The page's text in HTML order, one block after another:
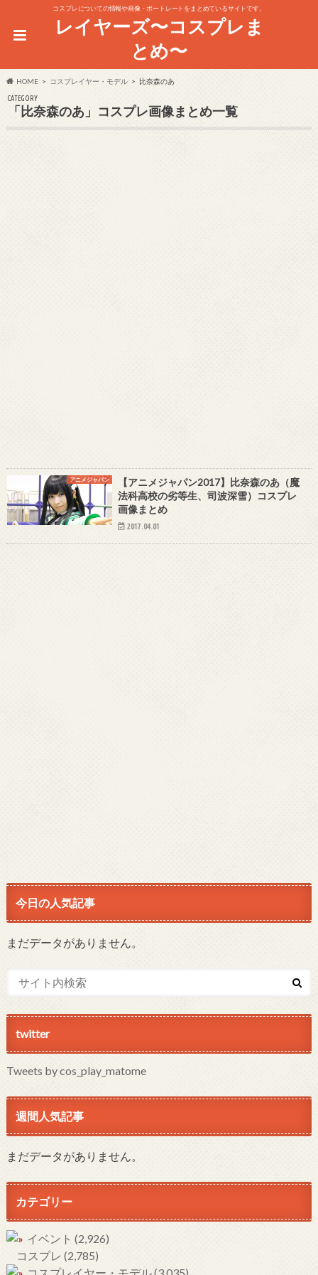
コスプレについての情報や画像・ポートレートをまとめているサイトです。
レイヤーズ〜コスプレま
とめ〜
HOME コスプレイヤー・モデル 比奈森のあ
CATEGORY
「比奈森のあ」コスプレ画像まとめ一覧
アニメジャパン
【アニメジャパン2017】比奈森のあ（魔
法科高校の劣等生、司波深雪）コスプレ
画像まとめ
2017.04.01
今日の人気記事
まだデータがありません。
twitter
Tweets by cos_play_matome
週間人気記事
まだデータがありません。
カテゴリー
イベント (2,926)
コスプレ (2,785)